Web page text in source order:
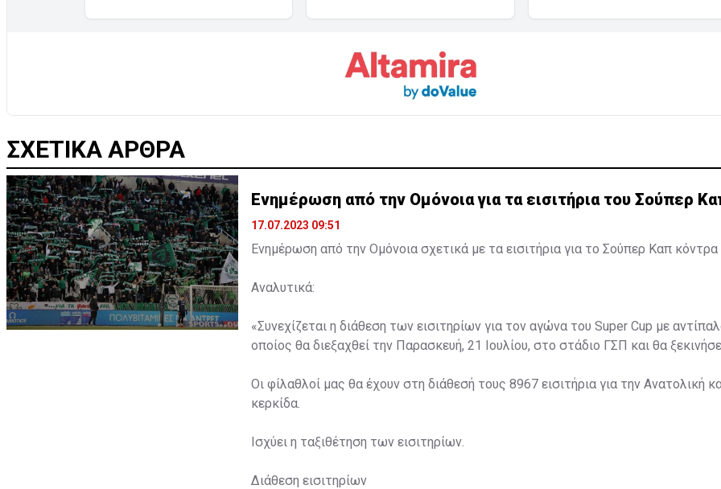
ΣΧΕΤΙΚΑ ΑΡΘΡΑ
Ενημέρωση από την Ομόνοια για τα εισιτήρια του Σούπερ
17.07.2023 09:51
Ενημέρωση από την Ομόνοια σχετικά με τα εισιτήρια για το Σούπερ Καπ κόντρα
Αναλυτικά:
«Συνεχίζεται η διάθεση των εισιτηρίων για τον αγώνα του Super Cup με
οποίος θα διεξαχθεί την Παρασκευή, 21 Ιουλίου, στο στάδιο ΓΣΠ και θα
Οι φίλαθλοί μας θα έχουν στη διάθεσή τους 8967 εισιτήρια για την Ανατολική
κερκίδα.
Ισχύει η ταξιθέτηση των εισιτηρίων.
Διάθεση εισιτηρίων